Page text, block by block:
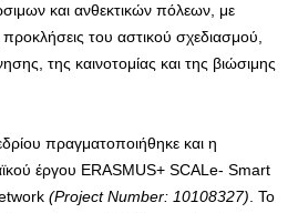
και ανθεκτικών πόλεων, με
του αστικού σχεδιασμού,
της καινοτομίας και της βιώσιμης
πραγματοποιήθηκε και η
έργου ERASMUS+ SCALe- Smart
(Project Number: 10108327). Το